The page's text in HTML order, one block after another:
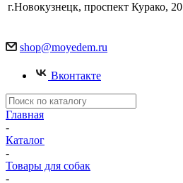
г.Новокузнецк, проспект Курако, 20
shop@moyedem.ru
Вконтакте
Главная
-
Каталог
-
Товары для собак
-